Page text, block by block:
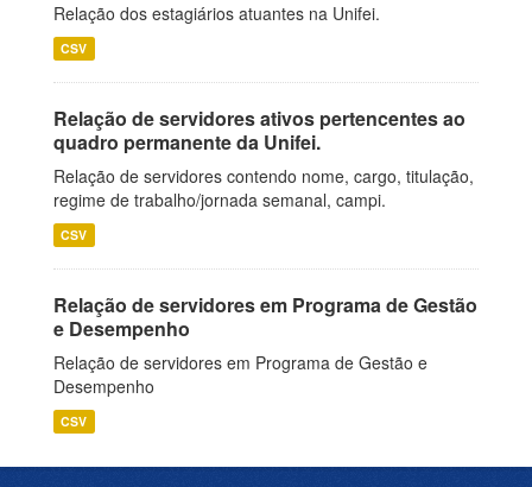
Relação dos estagiários atuantes na Unifei.
CSV
Relação de servidores ativos pertencentes ao
quadro permanente da Unifei.
Relação de servidores contendo nome, cargo, titulação,
regime de trabalho/jornada semanal, campi.
CSV
Relação de servidores em Programa de Gestão
e Desempenho
Relação de servidores em Programa de Gestão e
Desempenho
CSV